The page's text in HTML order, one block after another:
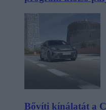
Bővíti kínálatát a